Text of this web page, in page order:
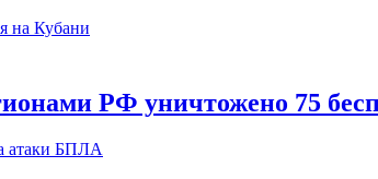
РФ уничтожено 75